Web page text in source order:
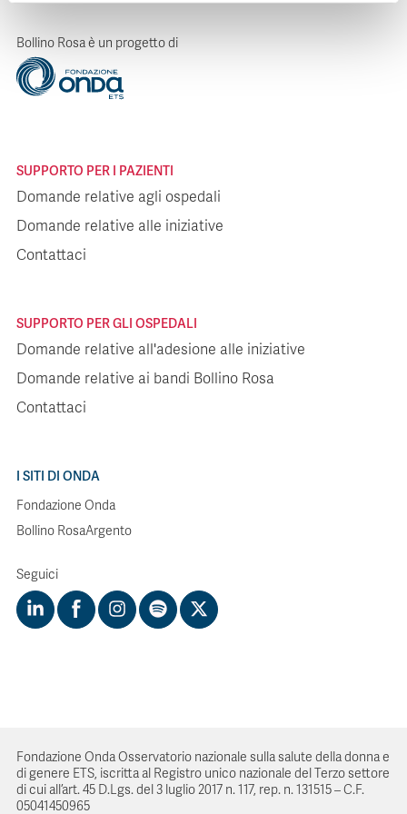
Bollino Rosa è un progetto di
SUPPORTO PER I PAZIENTI
Domande relative agli ospedali
Domande relative alle iniziative
Contattaci
SUPPORTO PER GLI OSPEDALI
Domande relative all'adesione alle iniziative
Domande relative ai bandi Bollino Rosa
Contattaci
I SITI DI ONDA
Fondazione Onda
Bollino RosaArgento
Seguici
Fondazione Onda Osservatorio nazionale sulla salute della donna e
di genere ETS, iscritta al Registro unico nazionale del Terzo settore
di cui all’art. 45 D.Lgs. del 3 luglio 2017 n. 117, rep. n. 131515 – C.F.
05041450965